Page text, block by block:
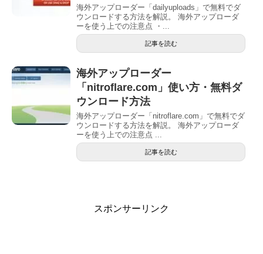
海外アップローダー「dailyuploads」で無料でダ
ウンロードする方法を解説。 海外アップローダ
ーを使う上での注意点 ・...
記事を読む
海外アップローダー
「nitroflare.com」使い方・無料ダ
ウンロード方法
海外アップローダー「nitroflare.com」で無料でダ
ウンロードする方法を解説。 海外アップローダ
ーを使う上での注意点 ...
記事を読む
スポンサーリンク